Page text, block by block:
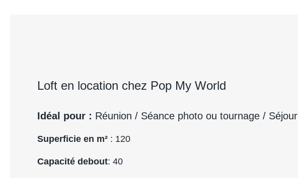
Loft en location chez Pop My World
Idéal pour : Réunion / Séance photo ou tournage / Séjour
Superficie en m² : 120
Capacité debout: 40